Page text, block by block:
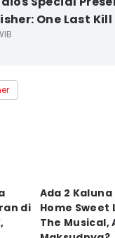
One Last Kill
di
Ada 2 Kaluna
⁠Home Sweet
The Musical,